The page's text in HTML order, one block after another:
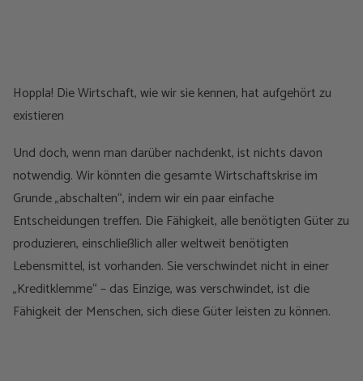
Hoppla! Die Wirtschaft, wie wir sie kennen, hat aufgehört zu
existieren
Und doch, wenn man darüber nachdenkt, ist nichts davon
notwendig. Wir könnten die gesamte Wirtschaftskrise im
Grunde „abschalten“, indem wir ein paar einfache
Entscheidungen treffen. Die Fähigkeit, alle benötigten Güter zu
produzieren, einschließlich aller weltweit benötigten
Lebensmittel, ist vorhanden. Sie verschwindet nicht in einer
„Kreditklemme“ – das Einzige, was verschwindet, ist die
Fähigkeit der Menschen, sich diese Güter leisten zu können.